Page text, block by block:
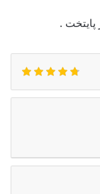
پایتخت .